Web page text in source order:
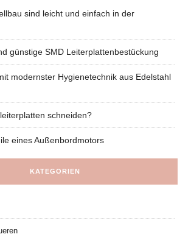
sind leicht und einfach in der
günstige SMD Leiterplattenbestückung
modernster Hygienetechnik aus Edelstahl
schneiden?
eines Außenbordmotors
KATEGORIEN